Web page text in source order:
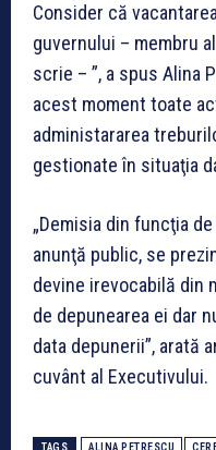
Consider că
guvernului – membru
scrie – ”, a spus Alina
acest moment toate
administararea
gestionate în situaţia
„Demisia din funcţia
anunţă public, se
devine irevocabilă din
de depunearea ei dar
data depunerii”, arată
cuvânt al Executivului.
TAGS ALINA PETRESCU